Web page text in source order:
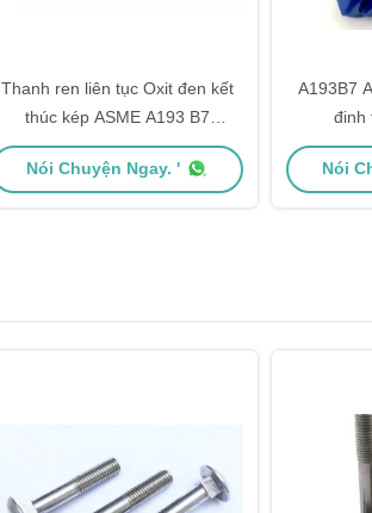
Thanh ren liên tục Oxit đen kết
thúc kép ASME A193 B7
42CrMoA
Nói Chuyện Ngay. '
A193B7
đinh
Nói